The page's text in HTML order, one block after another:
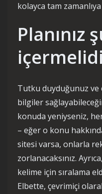
kolayca tam
Planınız
Tutku duyduğunuz ve
bilgiler
konuda yeniyseniz,
– eğer o konu
sitesi varsa, onlarla
zorlanacaksınız.
kelime için sıralama
Elbette, çevrimiçi